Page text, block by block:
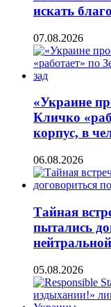
искать
07.08.2026
«Украине
Кличко
корпус, в
06.08.2026
Тайная
пытались
05.08.2026